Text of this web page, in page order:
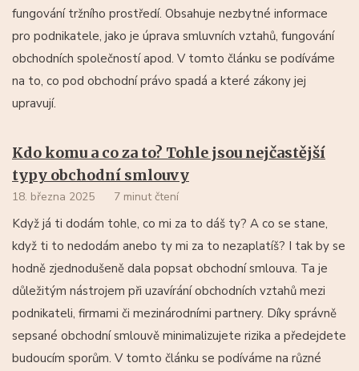
fungování tržního prostředí. Obsahuje nezbytné informace
pro podnikatele, jako je úprava smluvních vztahů, fungování
obchodních společností apod. V tomto článku se podíváme
na to, co pod obchodní právo spadá a které zákony jej
upravují.
Kdo komu a co za to? Tohle jsou nejčastější
typy obchodní smlouvy
18. března 2025 7 minut čtení
Když já ti dodám tohle, co mi za to dáš ty? A co se stane,
když ti to nedodám anebo ty mi za to nezaplatíš? I tak by se
hodně zjednodušeně dala popsat obchodní smlouva. Ta je
důležitým nástrojem při uzavírání obchodních vztahů mezi
podnikateli, firmami či mezinárodními partnery. Díky správně
sepsané obchodní smlouvě minimalizujete rizika a předejdete
budoucím sporům. V tomto článku se podíváme na různé